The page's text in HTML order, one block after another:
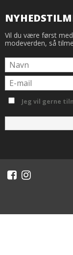
Vil du være først
modeverden, så
Jeg vil gerne